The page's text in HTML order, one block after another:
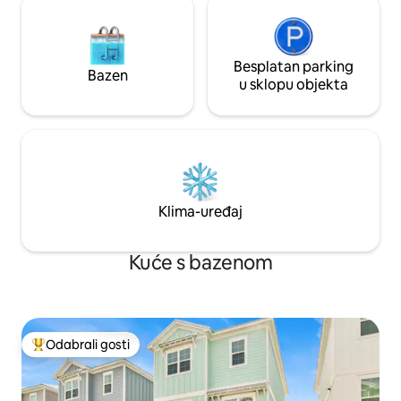
Bazen
Besplatan parking
u sklopu objekta
Klima-uređaj
Kuće s bazenom
Među najviše rangiranima s oznakom „Odabrali gosti”
Odabrali gosti